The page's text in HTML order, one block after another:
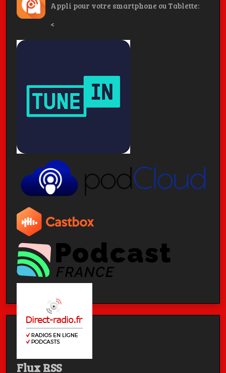
Appli pour votre smartphone ou Tablette:
<
Flux RSS